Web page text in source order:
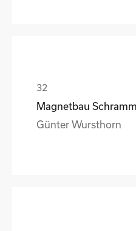
Magnetbau
Günter Wursthorn